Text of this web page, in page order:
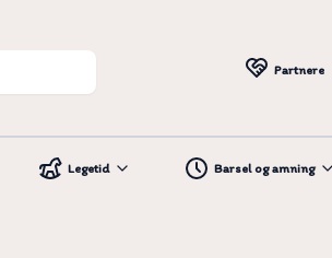
Partnere
Legetid Barsel og amning